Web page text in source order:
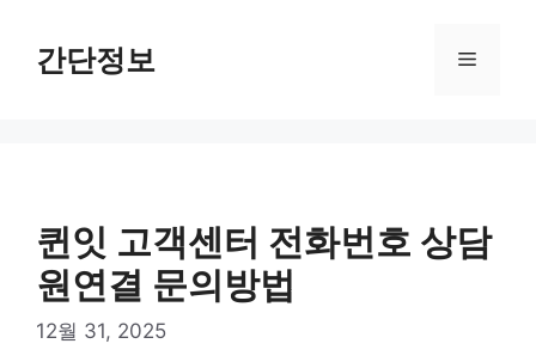
간단정보 메
퀸잇 고객센터 전화번호 상담
원연결 문의방법
12월 31, 2025